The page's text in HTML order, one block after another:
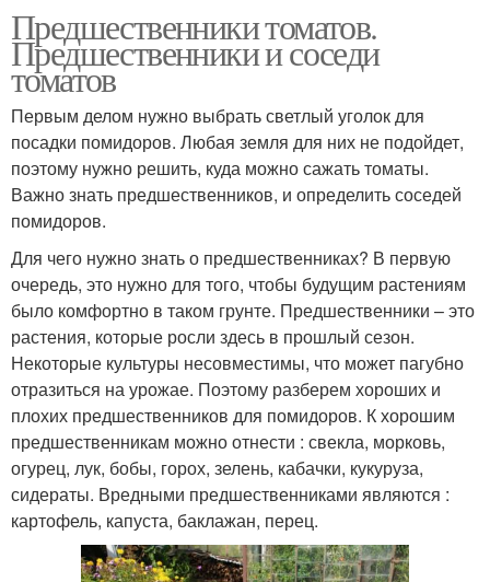
Предшественники томатов.
Предшественники и соседи
томатов
Первым делом нужно выбрать светлый уголок для
посадки помидоров. Любая земля для них не подойдет,
поэтому нужно решить, куда можно сажать томаты.
Важно знать предшественников, и определить соседей
помидоров.
Для чего нужно знать о предшественниках? В первую
очередь, это нужно для того, чтобы будущим растениям
было комфортно в таком грунте. Предшественники – это
растения, которые росли здесь в прошлый сезон.
Некоторые культуры несовместимы, что может пагубно
отразиться на урожае. Поэтому разберем хороших и
плохих предшественников для помидоров. К хорошим
предшественникам можно отнести : свекла, морковь,
огурец, лук, бобы, горох, зелень, кабачки, кукуруза,
сидераты. Вредными предшественниками являются :
картофель, капуста, баклажан, перец.